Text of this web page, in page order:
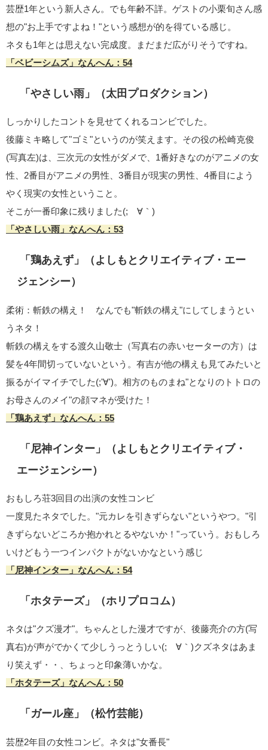
芸歴1年という新人さん。でも年齢不詳。ゲストの小栗旬さん感
想の"お上手ですよね！"という感想が的を得ている感じ。
ネタも1年とは思えない完成度。まだまだ広がりそうですね。
「ベビーシムズ」なんへん：54
「やさしい雨」（太田プロダクション）
しっかりしたコントを見せてくれるコンビでした。
後藤ミキ略して"ゴミ"というのが笑えます。その役の松崎克俊
(写真左)は、三次元の女性がダメで、1番好きなのがアニメの女
性、2番目がアニメの男性、3番目が現実の男性、4番目によう
やく現実の女性ということ。
そこが一番印象に残りました(;´∀｀)
「やさしい雨」なんへん：53
「鶏あえず」（よしもとクリエイティブ・エー
ジェンシー）
柔術：斬鉄の構え！ なんでも"斬鉄の構え"にしてしまうとい
うネタ！
斬鉄の構えをする渡久山敬士（写真右の赤いセーターの方）は
髪を4年間切っていないという。有吉が他の構えも見てみたいと
振るがイマイチでした(;'∀')。相方のものまね"となりのトトロの
お母さんのメイ"の顔マネが受けた！
「鶏あえず」なんへん：55
「尼神インター」（よしもとクリエイティブ・
エージェンシー）
おもしろ荘3回目の出演の女性コンビ
一度見たネタでした。"元カレを引きずらない"というやつ。"引
きずらないどころか抱かれとるやないか！"っていう。おもしろ
いけどもう一つインパクトがないかなという感じ
「尼神インター」なんへん：54
「ホタテーズ」（ホリプロコム）
ネタは"クズ漫才"。ちゃんとした漫才ですが、後藤亮介の方(写
真右)が声がでかくて少しうっとうしい(;´∀｀)クズネタはあま
り笑えず・・、ちょっと印象薄いかな。
「ホタテーズ」なんへん：50
「ガール座」（松竹芸能）
芸歴2年目の女性コンビ。ネタは"女番長"